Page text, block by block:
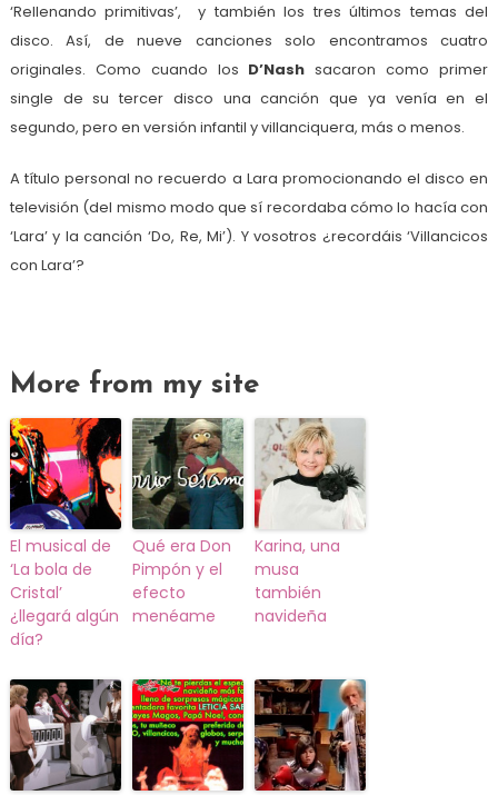
‘Rellenando primitivas’, y también los tres últimos temas del
disco. Así, de nueve canciones solo encontramos cuatro
originales. Como cuando los D’Nash sacaron como primer
single de su tercer disco una canción que ya venía en el
segundo, pero en versión infantil y villanciquera, más o menos.
A título personal no recuerdo a Lara promocionando el disco en
televisión (del mismo modo que sí recordaba cómo lo hacía con
‘Lara’ y la canción ‘Do, Re, Mi’). Y vosotros ¿recordáis ‘Villancicos
con Lara’?
More from my site
El musical de
‘La bola de
Cristal’
¿llegará algún
día?
Qué era Don
Pimpón y el
efecto
menéame
Karina, una
musa
también
navideña